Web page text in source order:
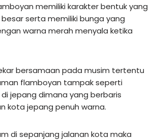
memiliki karakter bentuk yang
serta memiliki bunga yang
warna merah menyala ketika
bersamaan pada musim tertentu
flamboyan tampak seperti
jepang dimana yang berbaris
kota jepang penuh warna.
di sepanjang jalanan kota maka